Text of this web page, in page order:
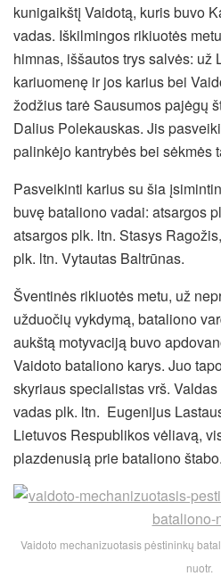
kunigaikštį Vaidotą, kuris buvo
vadas. Iškilmingos rikiuotės
himnas, iššautos trys salvės: už
kariuomenę ir jos karius bei
žodžius tarė Sausumos pajėgų
Dalius Polekauskas. Jis
palinkėjo kantrybės bei sėkmės
Pasveikinti karius su šia
buvę bataliono vadai: atsargos
atsargos plk. ltn. Stasys
plk. ltn. Vytautas Baltrūnas.
Šventinės rikiuotės metu, už
užduočių vykdymą, bataliono
aukštą motyvaciją buvo
Vaidoto bataliono karys. Juo
skyriaus specialistas vrš.
vadas plk. ltn. Eugenijus
Lietuvos Respublikos vėliavą,
plazdenusią prie bataliono štabo.
Vaidoto mechanizuotasis pėstininkų
nuotr.